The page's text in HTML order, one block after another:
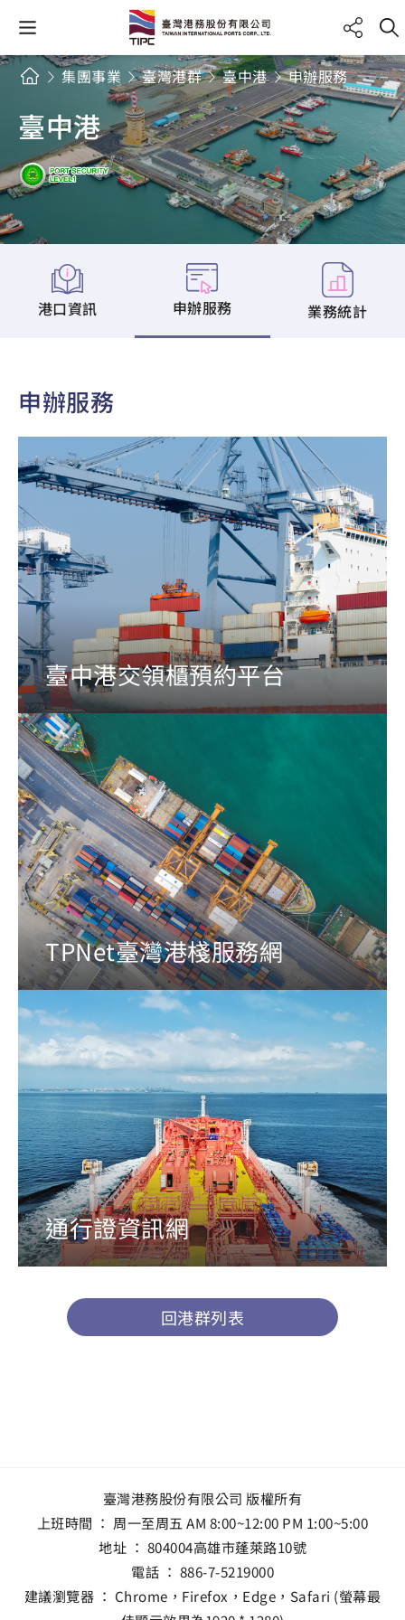
集團事業 臺灣港群 臺中港 申辦服務
臺中港
港口資訊 申辦服務 業務統計
申辦服務
臺中港交領櫃預約平台
TPNet臺灣港棧服務網
通行證資訊網
回港群列表
臺灣港務股份有限公司 版權所有
上班時間 ： 周一至周五 AM 8:00~12:00 PM 1:00~5:00
地址 ： 804004高雄市蓬萊路10號
電話 ： 886-7-5219000
建議瀏覽器 ： Chrome，Firefox，Edge，Safari (螢幕最